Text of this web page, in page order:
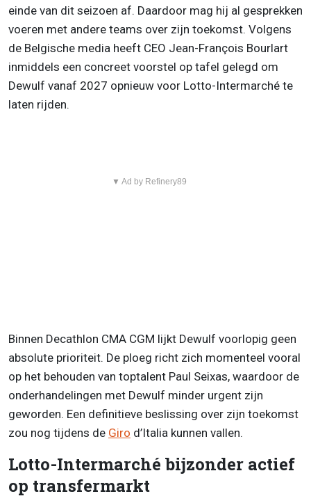
einde van dit seizoen af. Daardoor mag hij al gesprekken
voeren met andere teams over zijn toekomst. Volgens
de Belgische media heeft CEO Jean-François Bourlart
inmiddels een concreet voorstel op tafel gelegd om
Dewulf vanaf 2027 opnieuw voor Lotto-Intermarché te
laten rijden.
▼ Ad by Refinery89
Binnen Decathlon CMA CGM lijkt Dewulf voorlopig geen
absolute prioriteit. De ploeg richt zich momenteel vooral
op het behouden van toptalent Paul Seixas, waardoor de
onderhandelingen met Dewulf minder urgent zijn
geworden. Een definitieve beslissing over zijn toekomst
zou nog tijdens de Giro d’Italia kunnen vallen.
Lotto-Intermarché bijzonder actief
op transfermarkt